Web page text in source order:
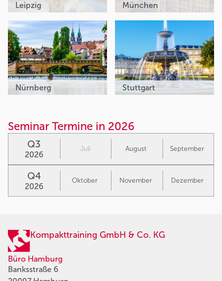
Leipzig München
Nürnberg Stuttgart
Seminar Termine in 2026
Q3
2026
Juli August September
Q4
2026
Oktober November Dezember
Kompakttraining GmbH & Co. KG
Büro Hamburg
Banksstraße 6